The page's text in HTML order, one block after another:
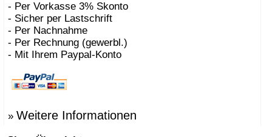
- Per Vorkasse 3% Skonto
- Sicher per Lastschrift
- Per Nachnahme
- Per Rechnung (gewerbl.)
- Mit Ihrem Paypal-Konto
» Weitere Informationen